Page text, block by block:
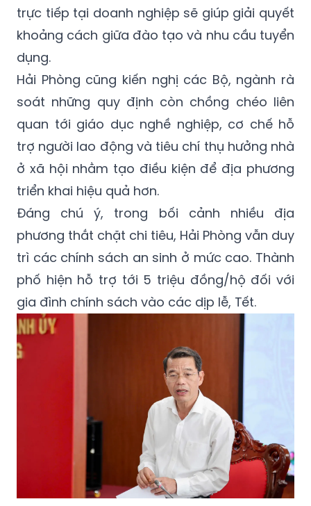
trực tiếp tại doanh nghiệp sẽ giúp giải quyết
khoảng cách giữa đào tạo và nhu cầu tuyển
dụng.
Hải Phòng cũng kiến nghị các Bộ, ngành rà
soát những quy định còn chồng chéo liên
quan tới giáo dục nghề nghiệp, cơ chế hỗ
trợ người lao động và tiêu chí thụ hưởng nhà
ở xã hội nhằm tạo điều kiện để địa phương
triển khai hiệu quả hơn.
Đáng chú ý, trong bối cảnh nhiều địa
phương thắt chặt chi tiêu, Hải Phòng vẫn duy
trì các chính sách an sinh ở mức cao. Thành
phố hiện hỗ trợ tới 5 triệu đồng/hộ đối với
gia đình chính sách vào các dịp lễ, Tết.